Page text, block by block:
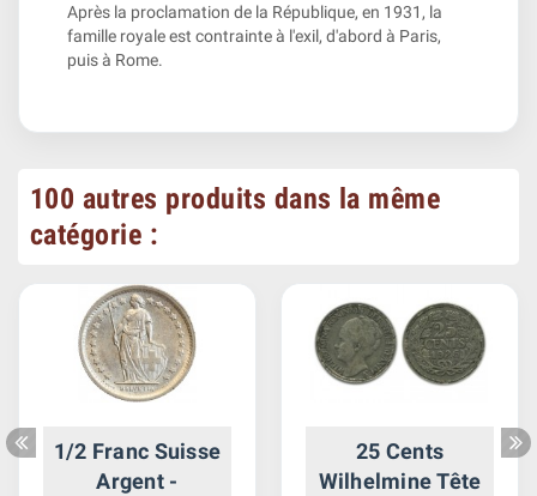
Après la proclamation de la République, en 1931, la
famille royale est contrainte à l'exil, d'abord à Paris,
puis à Rome.
100 autres produits dans la même
catégorie :
1/2 Franc Suisse
Argent -
25 Cents
Wilhelmine Tête